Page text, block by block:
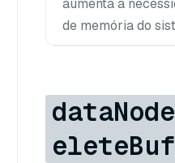
aumenta a
de memória do